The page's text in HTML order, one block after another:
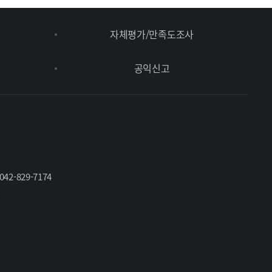
자체평가/만족도조사
공익신고
829-7174